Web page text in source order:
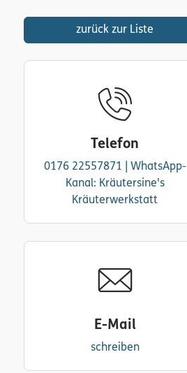
zurück zur Liste
Telefon
0176 22557871 | WhatsApp-
Kanal: Kräutersine's
Kräuterwerkstatt
E-Mail
schreiben